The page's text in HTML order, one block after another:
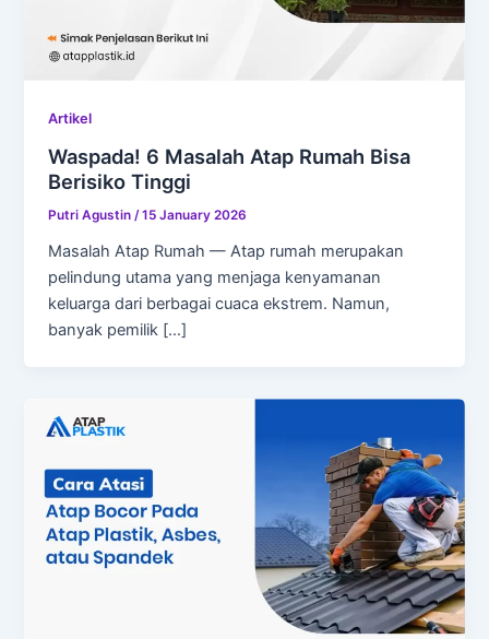
Artikel
Waspada! 6 Masalah Atap Rumah Bisa
Berisiko Tinggi
Putri Agustin /15 January 2026
Masalah Atap Rumah — Atap rumah merupakan
pelindung utama yang menjaga kenyamanan
keluarga dari berbagai cuaca ekstrem. Namun,
banyak pemilik […]